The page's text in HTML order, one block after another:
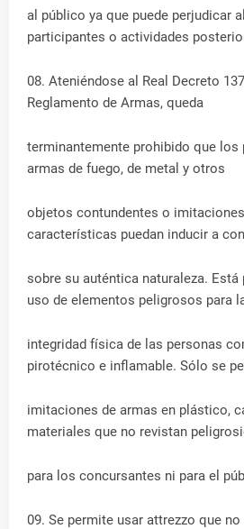
al público ya que puede perjudicar
participantes o actividades
08. Ateniéndose al Real Decreto
Reglamento de Armas, queda
terminantemente prohibido que
armas de fuego, de metal y otros
objetos contundentes o
características puedan inducir a
sobre su auténtica naturaleza. Está
uso de elementos peligrosos para
integridad física de las personas
pirotécnico e inflamable. Sólo se
imitaciones de armas en plástico,
materiales que no revistan
para los concursantes ni para el
09. Se permite usar attrezzo que